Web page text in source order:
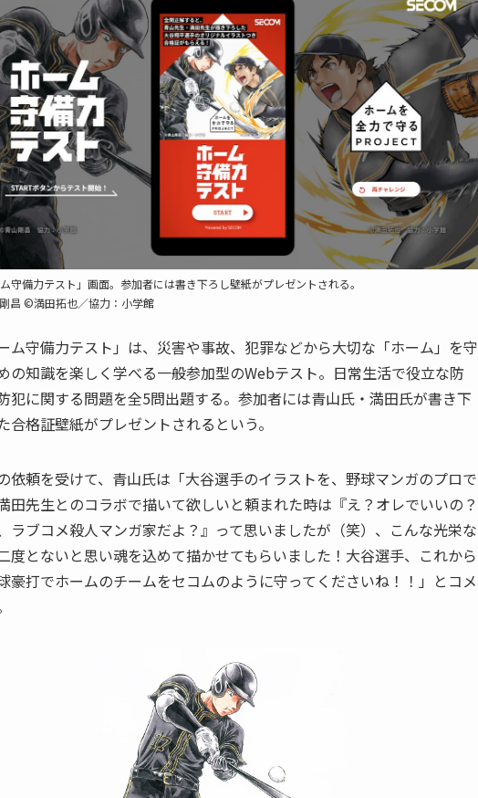
ム守備力テスト」画面。参加者には書き下ろし壁紙がプレゼントされる。
昌 ©満田拓也／協力：小学館
ーム守備力テスト」は、災害や事故、犯罪などから大切な「ホーム」を守
の知識を楽しく学べる一般参加型のWebテスト。日常生活で役立な防
犯に関する問題を全5問出題する。参加者には青山氏・満田氏が書き下
合格証壁紙がプレゼントされるという。
依頼を受けて、青山氏は「大谷選手のイラストを、野球マンガのプロで
田先生とのコラボで描いて欲しいと頼まれた時は『え？オレでいいの？
ラブコメ殺人マンガ家だよ？』って思いましたが（笑）、こんな光栄な
度とないと思い魂を込めて描かせてもらいました！大谷選手、これから
豪打でホームのチームをセコムのように守ってくださいね！！」とコメ